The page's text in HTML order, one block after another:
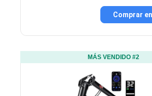
Comprar
MÁS VENDIDO #2